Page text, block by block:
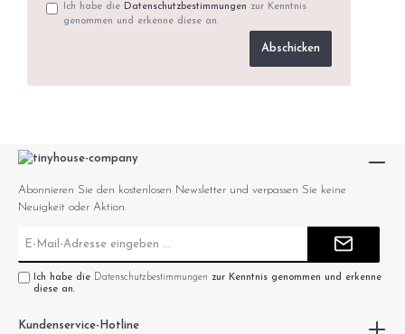
Ich habe die Datenschutzbestimmungen zur Kenntnis
genommen und erkenne diese an.
Abschicken
Abonnieren Sie den kostenlosen Newsletter und verpassen Sie keine
Neuigkeit oder Aktion.
Ich habe die Datenschutzbestimmungen zur Kenntnis genommen und erkenne
diese an.
Kundenservice-Hotline